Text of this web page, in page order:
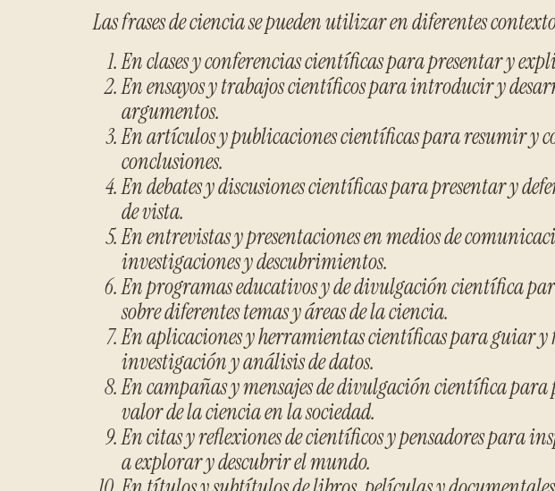
Las frases de ciencia se pueden utilizar en diferentes
En clases y conferencias científicas para presentar y
En ensayos y trabajos científicos para introducir y
argumentos.
En artículos y publicaciones científicas para resumir y
conclusiones.
En debates y discusiones científicas para presentar y
de vista.
En entrevistas y presentaciones en medios de
investigaciones y descubrimientos.
En programas educativos y de divulgación científica
sobre diferentes temas y áreas de la ciencia.
En aplicaciones y herramientas científicas para guiar
investigación y análisis de datos.
En campañas y mensajes de divulgación científica para
valor de la ciencia en la sociedad.
En citas y reflexiones de científicos y pensadores para
a explorar y descubrir el mundo.